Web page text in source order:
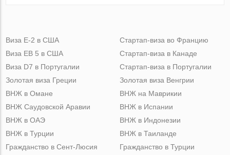
Виза Е-2 в США
Виза ЕВ 5 в США
Виза D7 в Португалии
Золотая виза Греции
Стартап-виза во Францию
Стартап-виза в Канаде
Стартап-виза в Португалии
Золотая виза Венгрии
ВНЖ в Омане
ВНЖ Саудовской Аравии
ВНЖ в ОАЭ
ВНЖ в Турции
ВНЖ на Маврикии
ВНЖ в Испании
ВНЖ в Индонезии
ВНЖ в Таиланде
Гражданство в Сент-Люсия
Гражданство в Турции